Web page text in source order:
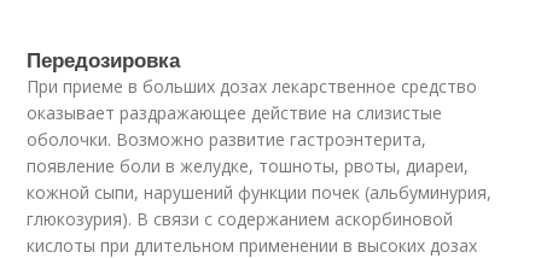
Передозировка
При приеме в больших дозах лекарственное средство
оказывает раздражающее действие на слизистые
оболочки. Возможно развитие гастроэнтерита,
появление боли в желудке, тошноты, рвоты, диареи,
кожной сыпи, нарушений функции почек (альбуминурия,
глюкозурия). В связи с содержанием аскорбиновой
кислоты при длительном применении в высоких дозах